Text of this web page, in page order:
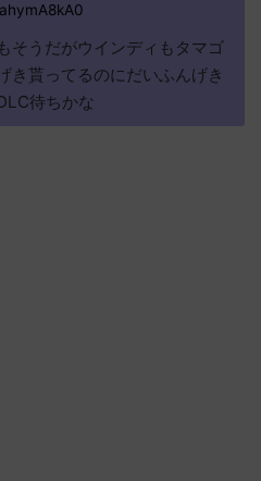
そうだがウインディもタマゴ
き貰ってるのにだいふんげき
待ちかな